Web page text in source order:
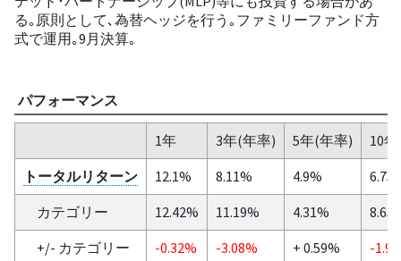
る｡原則として､為替ヘッジを行う｡ファミリーファンド方
式で運用｡9月決算｡
パフォーマンス
1年 3年(年率) 5年(年率)
10
トータルリターン
12.1% 8.11% 4.9%
カテゴリー
12.42% 11.19% 4.31%
+/- カテゴリー
-0.32% -3.08% + 0.59%
-